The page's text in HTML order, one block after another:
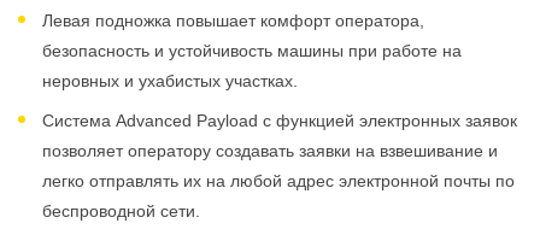
Левая подножка повышает комфорт оператора,
безопасность и устойчивость машины при работе на
неровных и ухабистых участках.
Система Advanced Payload с функцией электронных заявок
позволяет оператору создавать заявки на взвешивание и
легко отправлять их на любой адрес электронной почты по
беспроводной сети.